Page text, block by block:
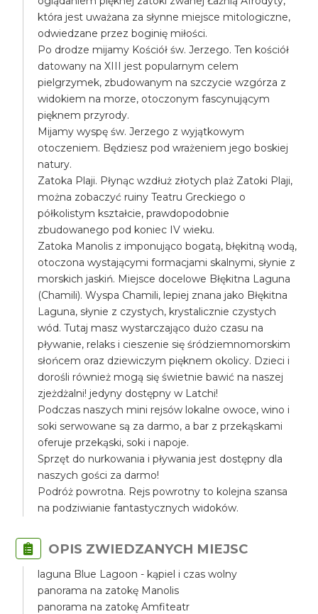
która jest uważana za słynne miejsce mitologiczne,
odwiedzane przez boginię miłości.
Po drodze mijamy Kościół św. Jerzego. Ten kościół
datowany na XIII jest popularnym celem
pielgrzymek, zbudowanym na szczycie wzgórza z
widokiem na morze, otoczonym fascynującym
pięknem przyrody.
Mijamy wyspę św. Jerzego z wyjątkowym
otoczeniem. Będziesz pod wrażeniem jego boskiej
natury.
Zatoka Plaji. Płynąc wzdłuż złotych plaż Zatoki Plaji,
można zobaczyć ruiny Teatru Greckiego o
półkolistym kształcie, prawdopodobnie
zbudowanego pod koniec IV wieku.
Zatoka Manolis z imponująco bogatą, błękitną wodą,
otoczona wystającymi formacjami skalnymi, słynie z
morskich jaskiń. Miejsce docelowe Błękitna Laguna
(Chamili). Wyspa Chamili, lepiej znana jako Błękitna
Laguna, słynie z czystych, krystalicznie czystych
wód. Tutaj masz wystarczająco dużo czasu na
pływanie, relaks i cieszenie się śródziemnomorskim
słońcem oraz dziewiczym pięknem okolicy. Dzieci i
dorośli również mogą się świetnie bawić na naszej
zjeżdżalni! jedyny dostępny w Latchi!
Podczas naszych mini rejsów lokalne owoce, wino i
soki serwowane są za darmo, a bar z przekąskami
oferuje przekąski, soki i napoje.
Sprzęt do nurkowania i pływania jest dostępny dla
naszych gości za darmo!
Podróż powrotna. Rejs powrotny to kolejna szansa
na podziwianie fantastycznych widoków.
OPIS ZWIEDZANYCH MIEJSC
laguna Blue Lagoon - kąpiel i czas wolny
panorama na zatokę Manolis
panorama na zatokę Amfiteatr